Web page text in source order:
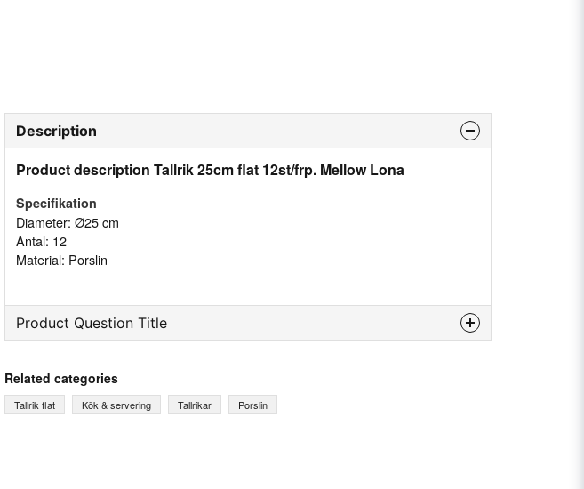
Description
Product description Tallrik 25cm flat 12st/frp. Mellow Lona
Specifikation
Diameter: Ø25 cm
Antal: 12
Material: Porslin
Product Question Title
Ask us something about this product...
Related categories
Tallrik flat Kök & servering Tallrikar Porslin